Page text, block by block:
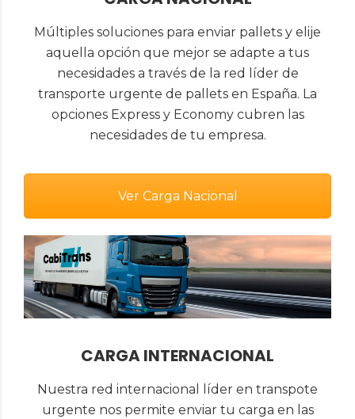
Múltiples soluciones para enviar pallets y elije
aquella opción que mejor se adapte a tus
necesidades a través de la red líder de
transporte urgente de pallets en España. La
opciones Express y Economy cubren las
necesidades de tu empresa.
Ver Carga Nacional
CARGA INTERNACIONAL
Nuestra red internacional líder en transpote
urgente nos permite enviar tu carga en las